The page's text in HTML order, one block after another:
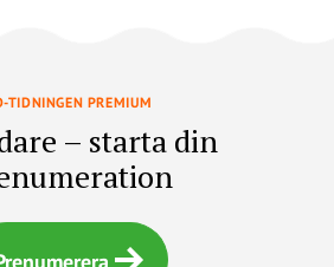
TIDNINGEN PREMIUM
– starta din